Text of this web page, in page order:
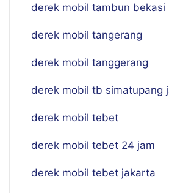
derek mobil tambun bekasi
derek mobil tangerang
derek mobil tanggerang
derek mobil tb simatupang
derek mobil tebet
derek mobil tebet 24 jam
derek mobil tebet jakarta